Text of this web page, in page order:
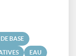
BASE
EAU